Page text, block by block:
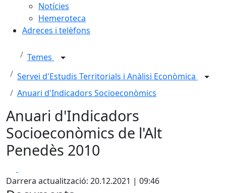
Notícies
Hemeroteca
Adreces i telèfons
Temes
Servei d'Estudis Territorials i Anàlisi Econòmica
Anuari d'Indicadors Socioeconòmics
Anuari d'Indicadors
Socioeconòmics de l'Alt
Penedès 2010
Darrera actualització: 20.12.2021 | 09:46